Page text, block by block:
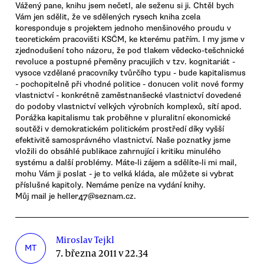
Vážený pane, knihu jsem nečetl, ale seženu si ji. Chtěl bych
Vám jen sdělit, že ve sdělených rysech kniha zcela
koresponduje s projektem jednoho menšinového proudu v
teoretickém pracovišti KSČM, ke kterému patřím. I my jsme v
zjednodušení toho názoru, že pod tlakem vědecko-tešchnické
revoluce a postupné přeměny pracujíích v tzv. kognitariát -
vysoce vzdělané pracovníky tvůrčího typu - bude kapitalismus
- pochopitelně při vhodné politice - donucen volit nové formy
vlastnictví - konkrétně zaměstnanšecké vlastnictví dovedené
do podoby vlastnictví velkých výrobních komplexů, sítí apod.
Porážka kapitalismu tak proběhne v pluralitní ekonomické
soutěži v demokratickém politickém prostředí díky vyšší
efektivitě samosprávného vlastnictví. Naše poznatky jsme
vložili do obsáhlé publikace zahrnující i kritiku minulého
systému a další problémy. Máte-li zájem a sdělíte-li mi mail,
mohu Vám ji poslat - je to velká kláda, ale můžete si vybrat
příslušné kapitoly. Nemáme peníze na vydání knihy.
Můj mail je heller47@seznam.cz.
MT
Miroslav Tejkl
7. března 2011 v 22.34